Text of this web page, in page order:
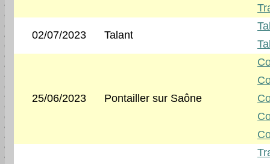
02/07/2023 Talant
25/06/2023 Pontailler sur Saône